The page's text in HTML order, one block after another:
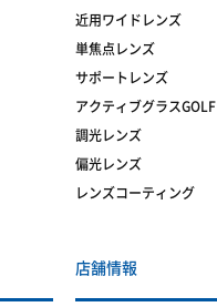
近用ワイドレンズ
単焦点レンズ
サポートレンズ
アクティブグラスGOLF
調光レンズ
偏光レンズ
レンズコーティング
店舗情報